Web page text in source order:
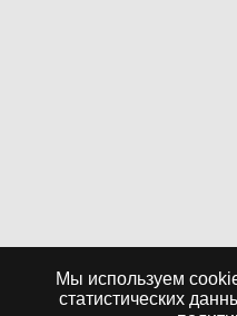
Мы используем
статистических